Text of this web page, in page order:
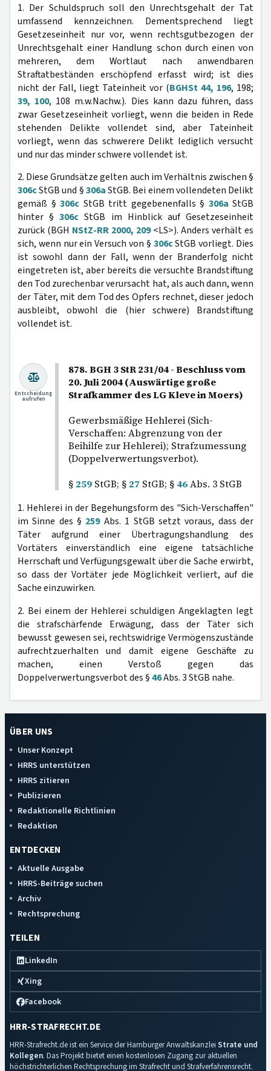
1. Der Schuldspruch soll den Unrechtsgehalt der Tat
umfassend kennzeichnen. Dementsprechend liegt
Gesetzeseinheit nur vor, wenn rechtsgutbezogen der
Unrechtsgehalt einer Handlung schon durch einen von
mehreren, dem Wortlaut nach anwendbaren
Straftatbeständen erschöpfend erfasst wird; ist dies
nicht der Fall, liegt Tateinheit vor (BGHSt 44, 196, 198;
39, 100, 108 m.w.Nachw.). Dies kann dazu führen, dass
zwar Gesetzeseinheit vorliegt, wenn die beiden in Rede
stehenden Delikte vollendet sind, aber Tateinheit
vorliegt, wenn das schwerere Delikt lediglich versucht
und nur das minder schwere vollendet ist.
2. Diese Grundsätze gelten auch im Verhältnis zwischen §
306cStGB und §306aStGB. Bei einem vollendeten Delikt
gemäß § 306c StGB tritt gegebenenfalls § 306a StGB
hinter §306c StGB im Hinblick auf Gesetzeseinheit
zurück (BGH NStZ-RR 2000, 209<LS>). Anders verhält es
sich, wenn nur ein Versuch von § 306cStGB vorliegt. Dies
ist sowohl dann der Fall, wenn der Branderfolg nicht
eingetreten ist, aber bereits die versuchte Brandstiftung
den Tod zurechenbar verursacht hat, als auch dann, wenn
der Täter, mit dem Tod des Opfers rechnet, dieser jedoch
ausbleibt, obwohl die (hier schwere) Brandstiftung
vollendet ist.
878. BGH 3 StR 231/04 - Beschluss vom
20. Juli 2004 (Auswärtige große
Strafkammer des LG Kleve in Moers)
Gewerbsmäßige Hehlerei (Sich-
Verschaffen: Abgrenzung von der
Beihilfe zur Hehlerei); Strafzumessung
(Doppelverwertungsverbot).
§ 259 StGB; § 27 StGB; § 46Abs. 3 StGB
Entscheidung
aufrufen
1. Hehlerei in der Begehungsform des "Sich-Verschaffen"
im Sinne des § 259Abs. 1 StGB setzt voraus, dass der
Täter aufgrund einer Übertragungshandlung des
Vortäters einverständlich eine eigene tatsächliche
Herrschaft und Verfügungsgewalt über die Sache erwirbt,
so dass der Vortäter jede Möglichkeit verliert, auf die
Sache einzuwirken.
2. Bei einem der Hehlerei schuldigen Angeklagten legt
die strafschärfende Erwägung, dass der Täter sich
bewusst gewesen sei, rechtswidrige Vermögenszustände
aufrechtzuerhalten und damit eigene Geschäfte zu
machen, einen Verstoß gegen das
Doppelverwertungsverbot des §46Abs. 3 StGB nahe.
ÜBER UNS
Unser Konzept
HRRS unterstützen
HRRS zitieren
Publizieren
Redaktionelle Richtlinien
Redaktion
ENTDECKEN
Aktuelle Ausgabe
HRRS-Beiträge suchen
Archiv
Rechtsprechung
TEILEN
LinkedIn
Xing
Facebook
HRR-STRAFRECHT.DE
HRR-Strafrecht.de ist ein Service der Hamburger Anwaltskanzlei Strate und
Kollegen. Das Projekt bietet einen kostenlosen Zugang zur aktuellen
höchstrichterlichen Rechtsprechung im Strafrecht und Strafverfahrensrecht.